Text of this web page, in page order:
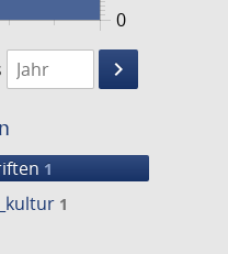
0
1475
keyboard_arrow_right
Suche
1
1